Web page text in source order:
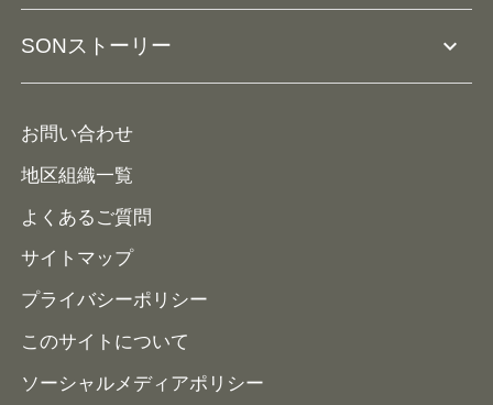
コーチとして参加
ナショナルゲームについて
SONストーリー expand_more
メディア
お問い合わせ
地区組織一覧
よくあるご質問
サイトマップ
プライバシーポリシー
このサイトについて
ソーシャルメディアポリシー